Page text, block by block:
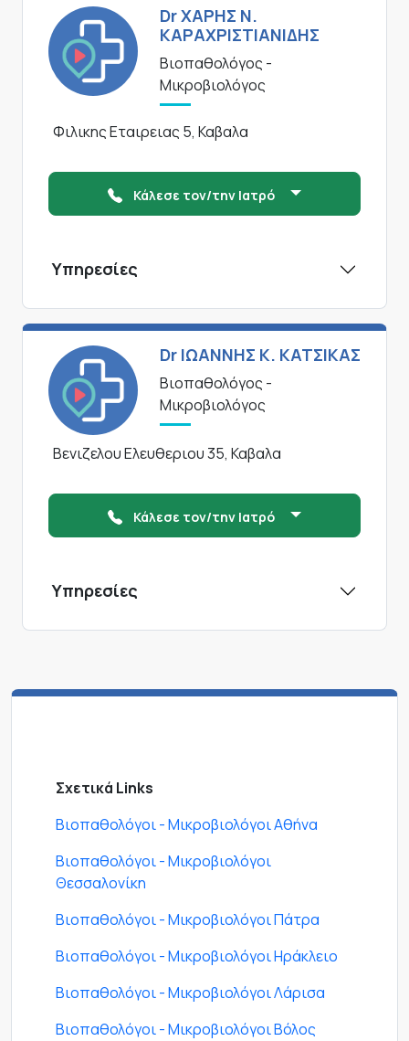
Dr ΧΑΡΗΣ Ν.
ΚΑΡΑΧΡΙΣΤΙΑΝΙΔΗΣ
Βιοπαθολόγος -
Μικροβιολόγος
Φιλικης Εταιρειας 5, Καβαλα
Κάλεσε τον/την Ιατρό
Υπηρεσίες
Dr ΙΩΑΝΝΗΣ Κ. ΚΑΤΣΙΚΑΣ
Βιοπαθολόγος -
Μικροβιολόγος
Βενιζελου Ελευθεριου 35, Καβαλα
Κάλεσε τον/την Ιατρό
Υπηρεσίες
Σχετικά Links
Βιοπαθολόγοι - Μικροβιολόγοι Αθήνα
Βιοπαθολόγοι - Μικροβιολόγοι
Θεσσαλονίκη
Βιοπαθολόγοι - Μικροβιολόγοι Πάτρα
Βιοπαθολόγοι - Μικροβιολόγοι Ηράκλειο
Βιοπαθολόγοι - Μικροβιολόγοι Λάρισα
Βιοπαθολόγοι - Μικροβιολόγοι Βόλος